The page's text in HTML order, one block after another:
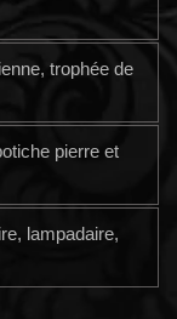
trophée de
pierre et
lampadaire,